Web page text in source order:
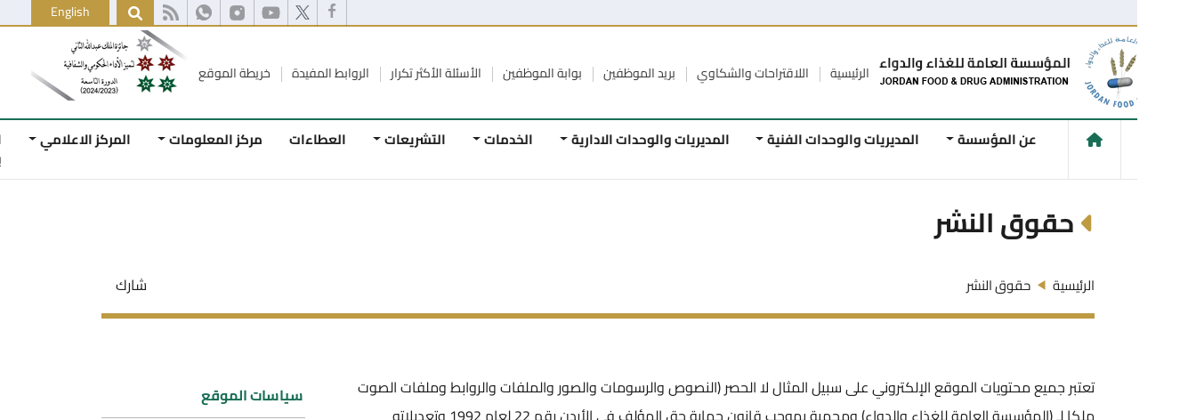
English
الرئيسية اللاقتراحات والشكاوي بريد الموظفين بوابة الموظفين الأسئلة الأكثر تكرار الروابط المفيدة خريطة الموقع
عن المؤسسة المديريات والوحدات الفنية المديريات والوحدات الادارية الخدمات التشريعات العطاءات مركز المعلومات المركز الاعلامي اتصل
بنا
حقوق النشر
حقوق النشر
تعتبر جميع محتويات الموقع الإلكتروني على سبيل المثال لا الحصر (النصوص والرسومات والصور والملفات والروابط وملفات الصوت
سياسات الموقع